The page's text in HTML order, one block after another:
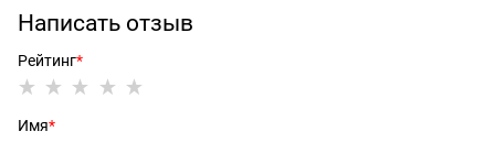
Написать отзыв
Рейтинг
Имя